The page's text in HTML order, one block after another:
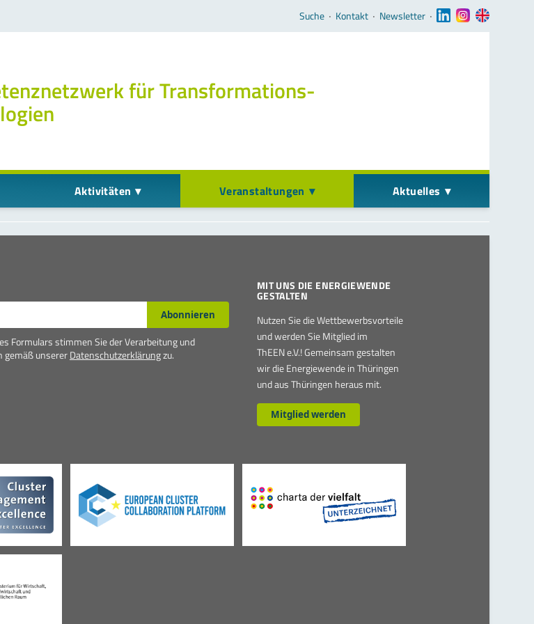
Navigation überspringen
Suche ‧ Kontakt ‧ Newsletter ‧
für Transformations­
Aktivitäten Veranstaltungen Aktuelles
Abonnieren
Formulars stimmen Sie der Verarbeitung und
gemäß unsererDatenschutzerklärungzu.
MIT UNS DIE ENERGIEWENDE
GESTALTEN
Nutzen Sie die Wettbewerbsvorteile
und werden Sie Mitglied im
ThEEN e.V.! Gemeinsam gestalten
wir die Energiewende in Thüringen
und aus Thüringen heraus mit.
Mitglied werden